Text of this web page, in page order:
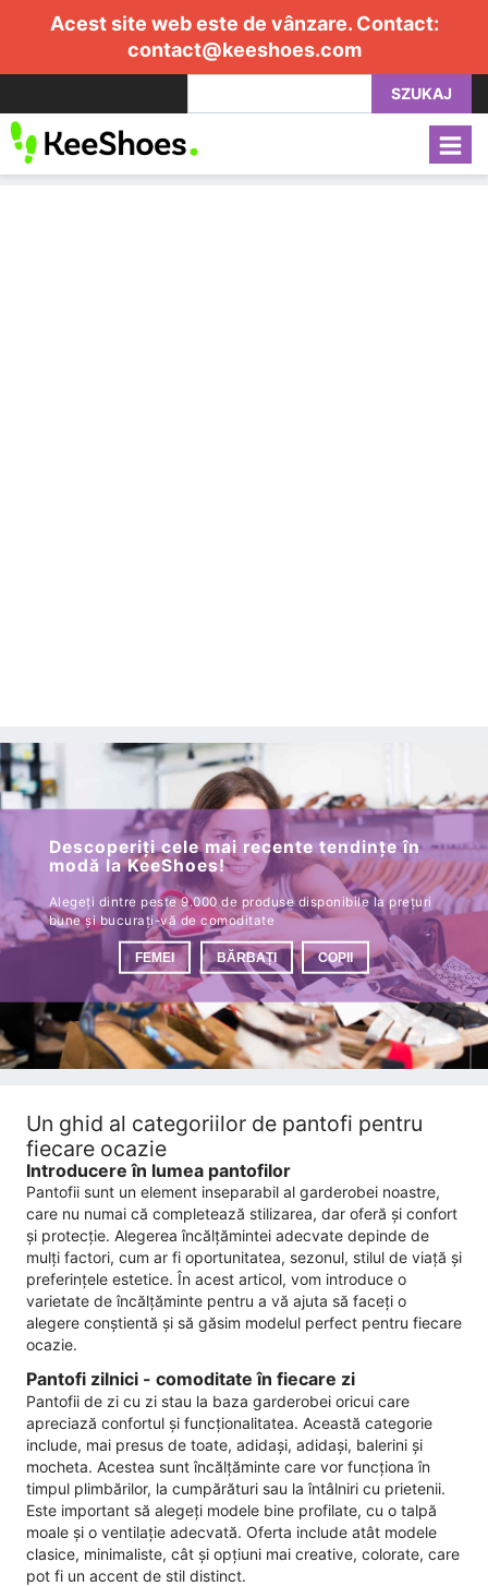
Acest site web este de vânzare. Contact:
contact@keeshoes.com
SZUKAJ
Descoperiți cele mai recente tendințe în
modă la KeeShoes!
Alegeți dintre peste 9.000 de produse disponibile la prețuri
bune și bucurați-vă de comoditate
FEMEI BĂRBAȚI COPII
Un ghid al categoriilor de pantofi pentru
fiecare ocazie
Introducere în lumea pantofilor
Pantofii sunt un element inseparabil al garderobei noastre,
care nu numai că completează stilizarea, dar oferă și confort
și protecție. Alegerea încălțămintei adecvate depinde de
mulți factori, cum ar fi oportunitatea, sezonul, stilul de viață și
preferințele estetice. În acest articol, vom introduce o
varietate de încălțăminte pentru a vă ajuta să faceți o
alegere conștientă și să găsim modelul perfect pentru fiecare
ocazie.
Pantofi zilnici - comoditate în fiecare zi
Pantofii de zi cu zi stau la baza garderobei oricui care
apreciază confortul și funcționalitatea. Această categorie
include, mai presus de toate, adidași, adidași, balerini și
mocheta. Acestea sunt încălțăminte care vor funcționa în
timpul plimbărilor, la cumpărături sau la întâlniri cu prietenii.
Este important să alegeți modele bine profilate, cu o talpă
moale și o ventilație adecvată. Oferta include atât modele
clasice, minimaliste, cât și opțiuni mai creative, colorate, care
pot fi un accent de stil distinct.